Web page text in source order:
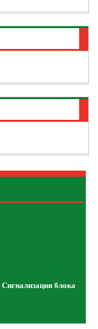
Сигнализация блока